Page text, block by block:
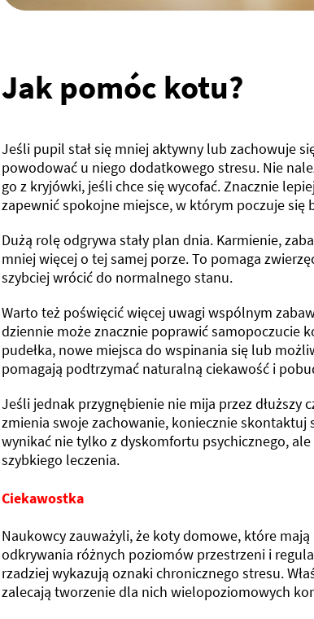
Jak pomóc kotu?
Jeśli pupil stał się mniej aktywny lub zachowuje
powodować u niego dodatkowego stresu. Nie
go z kryjówki, jeśli chce się wycofać. Znacznie
zapewnić spokojne miejsce, w którym poczuje się
Dużą rolę odgrywa stały plan dnia. Karmienie,
mniej więcej o tej samej porze. To pomaga
szybciej wrócić do normalnego stanu.
Warto też poświęcić więcej uwagi wspólnym
dziennie może znacznie poprawić samopoczucie
pudełka, nowe miejsca do wspinania się lub
pomagają podtrzymać naturalną ciekawość i
Jeśli jednak przygnębienie nie mija przez dłuższy
zmienia swoje zachowanie, koniecznie skontaktuj
wynikać nie tylko z dyskomfortu psychicznego,
szybkiego leczenia.
Ciekawostka
Naukowcy zauważyli, że koty domowe, które
odkrywania różnych poziomów przestrzeni i
rzadziej wykazują oznaki chronicznego stresu.
zalecają tworzenie dla nich wielopoziomowych